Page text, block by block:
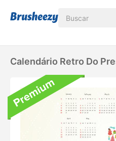
Calendário Retro Do